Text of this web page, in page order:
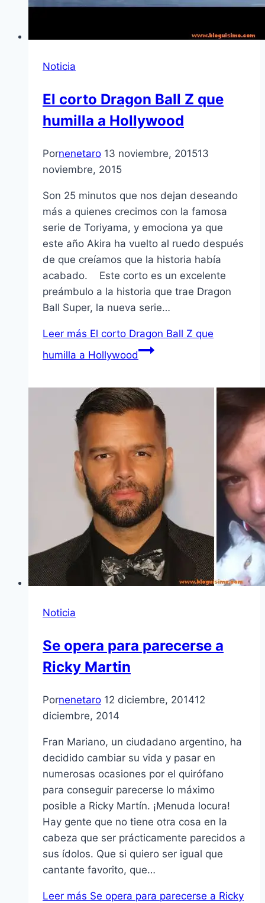
Noticia
El corto Dragon Ball Z que
humilla a Hollywood
Pornenetaro 13 noviembre, 201513
noviembre, 2015
Son 25 minutos que nos dejan deseando
más a quienes crecimos con la famosa
serie de Toriyama, y emociona ya que
este año Akira ha vuelto al ruedo después
de que creíamos que la historia había
acabado. Este corto es un excelente
preámbulo a la historia que trae Dragon
Ball Super, la nueva serie…
Leer más El corto Dragon Ball Z que
humilla a Hollywood
Noticia
Se opera para parecerse a
Ricky Martin
Pornenetaro 12 diciembre, 201412
diciembre, 2014
Fran Mariano, un ciudadano argentino, ha
decidido cambiar su vida y pasar en
numerosas ocasiones por el quirófano
para conseguir parecerse lo máximo
posible a Ricky Martín. ¡Menuda locura!
Hay gente que no tiene otra cosa en la
cabeza que ser prácticamente parecidos a
sus ídolos. Que si quiero ser igual que
cantante favorito, que…
Leer más Se opera para parecerse a Ricky